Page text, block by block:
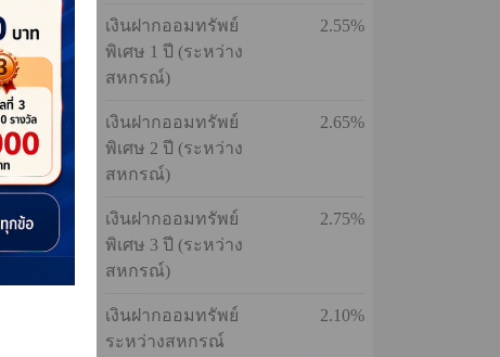
รางวัล
ทรัพย์
ตั้ง
ดูทั้งหมด
เงินฝากออมทรัพย์
เปี่ยมสุข
เงินฝากออมทรัพย์
เพื่ออนาคต
3.50%
พิเศษ 1 ปี (ระหว่าง
สหกรณ์)
พิเศษ 2 ปี (ระหว่าง
สหกรณ์)